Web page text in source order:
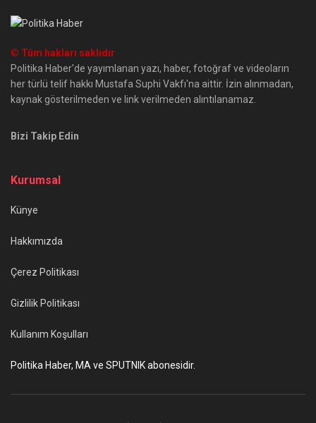
© Tüm hakları saklıdır
Politika Haber'de yayımlanan yazı, haber, fotoğraf ve videoların
her türlü telif hakkı Mustafa Suphi Vakfı'na aittir. İzin alınmadan,
kaynak gösterilmeden ve link verilmeden alıntılanamaz.
Bizi Takip Edin
Kurumsal
Künye
Hakkımızda
Çerez Politikası
Gizlilik Politikası
Kullanım Koşulları
Politika Haber, MA ve SPUTNIK abonesidir.